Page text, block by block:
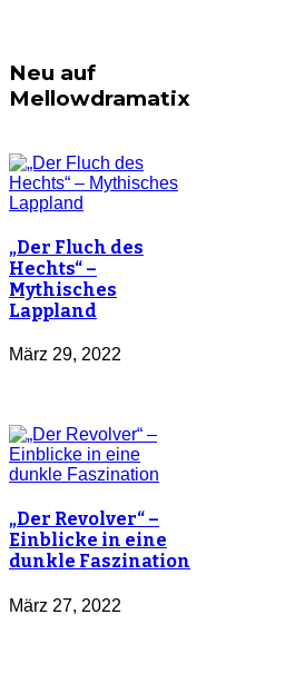
Neu auf
Mellowdramatix
„Der Fluch des
Hechts“ –
Mythisches
Lappland
März 29, 2022
„Der Revolver“ –
Einblicke in eine
dunkle Faszination
März 27, 2022